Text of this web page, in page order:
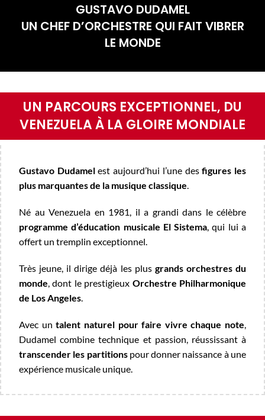
GUSTAVO DUDAMEL
UN CHEF D’ORCHESTRE QUI FAIT VIBRER
LE MONDE
UN PARCOURS EXCEPTIONNEL, DU
VENEZUELA À LA GLOIRE MONDIALE
Gustavo Dudamelest aujourd’hui l’une desfigures les
plus marquantes de la musique classique
Né au Venezuela en 1981, il a grandi dans le célèbre
programme d’éducation musicale El Sistema , qui lui a
offert un tremplin exceptionnel.
Très jeune, il dirige déjà les plus grands orchestres du
monde , dont le prestigieux Orchestre Philharmonique
de Los Angeles
Avec untalent naturel pour faire vivre chaque note
Dudamel combine technique et passion, réussissant à
transcender les partitionspour donner naissance à une
expérience musicale unique.